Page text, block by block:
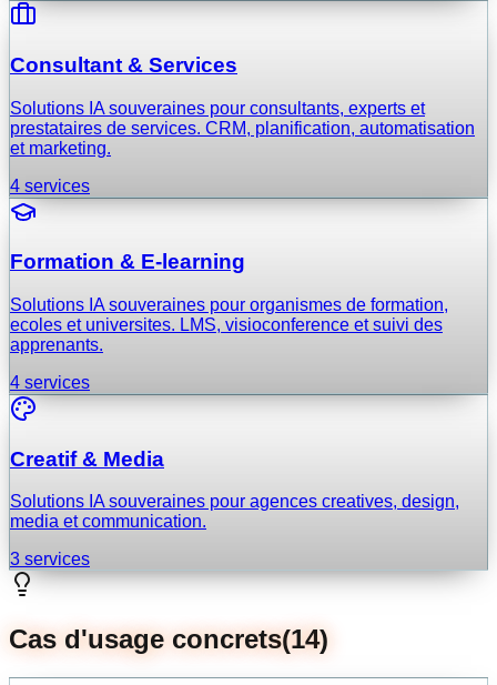
Consultant & Services
Solutions IA souveraines pour consultants, experts et
prestataires de services. CRM, planification, automatisation
et marketing.
4 services
Formation & E-learning
Solutions IA souveraines pour organismes de formation,
ecoles et universites. LMS, visioconference et suivi des
apprenants.
4 services
Creatif & Media
Solutions IA souveraines pour agences creatives, design,
media et communication.
3 services
Cas d'usage concrets(14)